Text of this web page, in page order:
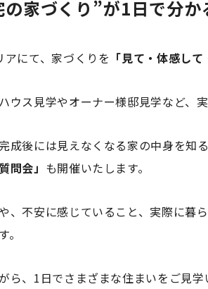
家づくり”が1日で分か
にて、家づくりを 「見て・体感して
ウス見学やオーナー様邸見学など、
成後には見えなくなる家の中身を知る
問会」 も開催いたします。
、不安に感じていること、実際に暮
ら、1日でさまざまな住まいをご見